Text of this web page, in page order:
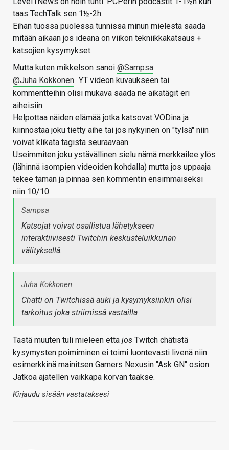
taas TechTalk sen 1½-2h.
Eihän tuossa puolessa tunnissa minun mielestä saada
mitään aikaan jos ideana on viikon tekniikkakatsaus +
katsojien kysymykset.
Mutta kuten mikkelson sanoi @Sampsa
@Juha Kokkonen YT videon kuvaukseen tai
kommentteihin olisi mukava saada ne aikatägit eri
aiheisiin.
Helpottaa näiden elämää jotka katsovat VODina ja
kiinnostaa joku tietty aihe tai jos nykyinen on "tylsä" niin
voivat klikata tägistä seuraavaan.
Useimmiten joku ystävällinen sielu nämä merkkailee ylös
(lähinnä isompien videoiden kohdalla) mutta jos uppaaja
tekee tämän ja pinnaa sen kommentin ensimmäiseksi
niin 10/10.
Sampsa
Katsojat voivat osallistua lähetykseen
interaktiivisesti Twitchin keskusteluikkunan
välityksellä.
Juha Kokkonen
Chatti on Twitchissä auki ja kysymyksiinkin olisi
tarkoitus joka striimissä vastailla
Tästä muuten tuli mieleen että jos Twitch chätistä
kysymysten poimiminen ei toimi luontevasti livenä niin
esimerkkinä mainitsen Gamers Nexusin "Ask GN" osion.
Jatkoa ajatellen vaikkapa korvan taakse.
Kirjaudu sisään vastataksesi